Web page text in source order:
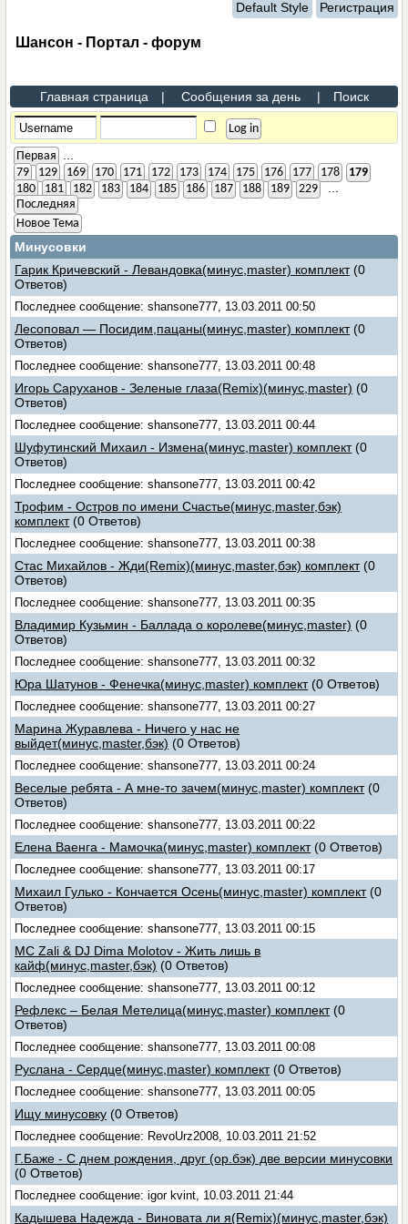
Default Style Регистрация
Шансон - Портал - форум
Главная страница | Сообщения за день | Поиск
Первая
79 129 169 170 171 172 173 174 175 176 177 178
179
180
181 182 183 184 185 186 187 188 189 229
Последняя
Новое Тема
Минусовки
Гарик Кричевский - Левандовка(минус,master) комплект (0
Ответов)
Последнее сообщение: shansone777, 13.03.2011 00:50
Лесоповал — Посидим,пацаны(минус,master) комплект (0
Ответов)
Последнее сообщение: shansone777, 13.03.2011 00:48
Игорь Саруханов - Зеленые глаза(Remix)(минус,master) (0
Ответов)
Последнее сообщение: shansone777, 13.03.2011 00:44
Шуфутинский Михаил - Измена(минус,master) комплект (0
Ответов)
Последнее сообщение: shansone777, 13.03.2011 00:42
Трофим - Остров по имени Счастье(минус,master,бэк)
комплект (0 Ответов)
Последнее сообщение: shansone777, 13.03.2011 00:38
Стас Михайлов - Жди(Remix)(минус,master,бэк) комплект (0
Ответов)
Последнее сообщение: shansone777, 13.03.2011 00:35
Владимир Кузьмин - Баллада о королеве(минус,master) (0
Ответов)
Последнее сообщение: shansone777, 13.03.2011 00:32
Юра Шатунов - Фенечка(минус,master) комплект (0 Ответов)
Последнее сообщение: shansone777, 13.03.2011 00:27
Марина Журавлева - Ничего у нас не
выйдет(минус,master,бэк) (0 Ответов)
Последнее сообщение: shansone777, 13.03.2011 00:24
Веселые ребята - А мне-то зачем(минус,master) комплект (0
Ответов)
Последнее сообщение: shansone777, 13.03.2011 00:22
Елена Ваенга - Мамочка(минус,master) комплект (0 Ответов)
Последнее сообщение: shansone777, 13.03.2011 00:17
Михаил Гулько - Кончается Осень(минус,master) комплект (0
Ответов)
Последнее сообщение: shansone777, 13.03.2011 00:15
MC Zali & DJ Dima Molotov - Жить лишь в
кайф(минус,master,бэк) (0 Ответов)
Последнее сообщение: shansone777, 13.03.2011 00:12
Рефлекс – Белая Метелица(минус,master) комплект (0
Ответов)
Последнее сообщение: shansone777, 13.03.2011 00:08
Руслана - Сердце(минус,master) комплект (0 Ответов)
Последнее сообщение: shansone777, 13.03.2011 00:05
Ищу минусовку (0 Ответов)
Последнее сообщение: RevoUrz2008, 10.03.2011 21:52
Г.Баже - С днем рождения, друг (ор.бэк) две версии минусовки
(0 Ответов)
Последнее сообщение: igor kvint, 10.03.2011 21:44
Кадышева Надежда - Виновата ли я(Remix)(минус,master,бэк)